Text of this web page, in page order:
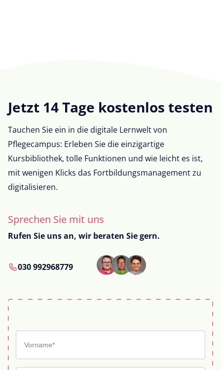
Jetzt 14 Tage kostenlos testen
Tauchen Sie ein in die digitale Lernwelt von
Pflegecampus: Erleben Sie die einzigartige
Kursbibliothek, tolle Funktionen und wie leicht es ist,
mit wenigen Klicks das Fortbildungsmanagement zu
digitalisieren.
Sprechen Sie mit uns
Rufen Sie uns an, wir beraten Sie gern.
030 992968779